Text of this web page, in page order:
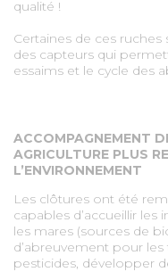
qualité !
Certaines de ces
des capteurs qui
essaims et le cycle des
ACCOMPAGNEMENT
AGRICULTURE PLUS
L’ENVIRONNEMENT
Les clôtures ont été
capables d’accueillir les
les mares (sources de
d’abreuvement pour
pesticides, développer